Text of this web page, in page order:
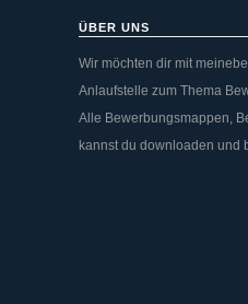
ÜBER UNS
Wir möchten dir mit
Anlaufstelle zum Thema
Alle Bewerbungsmappen,
kannst du downloaden und